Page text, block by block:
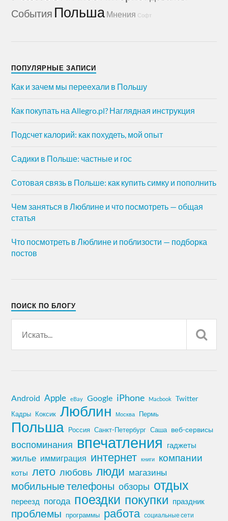
События Польша Мнения Софт
ПОПУЛЯРНЫЕ ЗАПИСИ
Как и зачем мы переехали в Польшу
Как покупать на Allegro.pl? Наглядная инструкция
Подсчет калорий: как похудеть, мой опыт
Садики в Польше: частные и гос
Сотовая связь в Польше: как купить симку и пополнить
Чем заняться в Люблине и что посмотреть — общая
статья
Что посмотреть в Люблине и поблизости — подборка
постов
ПОИСК ПО БЛОГУ
Android Apple eBay Google iPhone Macbook Twitter
Кадры Коксик Люблин Москва Пермь
Польша Россия Санкт-Петербург Саша веб-сервисы
воспоминания впечатления гаджеты
жилье иммиграция интернет книги компании
коты лето любовь люди магазины
мобильные телефоны обзоры отдых
переезд погода поездки покупки праздник
проблемы программы работа социальные сети